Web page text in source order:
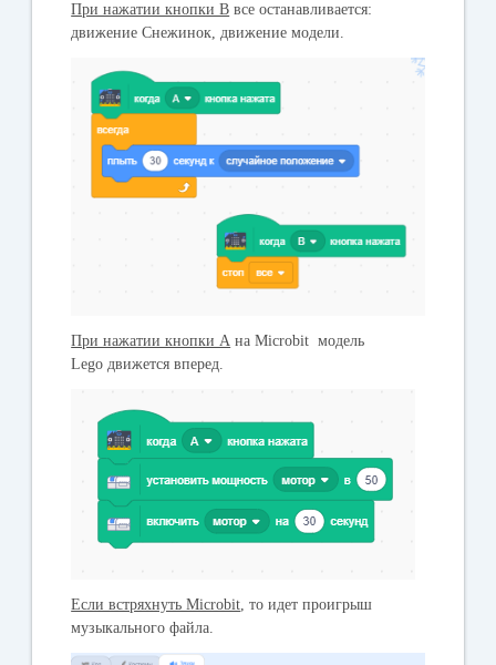
При нажатии кнопки В все останавливается:
движение Снежинок, движение модели.
При нажатии кнопки А на Microbit модель
Lego движется вперед.
Если встряхнуть Microbit , то идет проигрыш
музыкального файла.